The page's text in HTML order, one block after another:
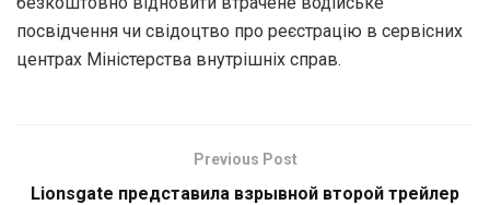
посвідчення чи свідоцтво про реєстрацію в сервісних
центрах Міністерства внутрішніх справ.
Previous Post
Lionsgate представила взрывной второй трейлер